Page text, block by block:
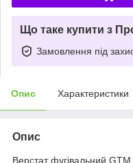
Що таке купити з
Замовлення під
Опис Характеристики
Опис
Верстат фугівальний